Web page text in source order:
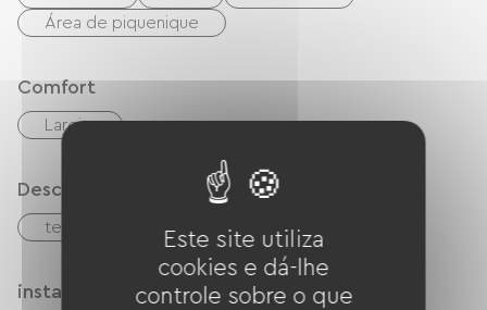
Área de piquenique
Comfort
Lareira
Descrição
terraço terreno privado fechado
instalações
Este site utiliza
cookies e dá-lhe
controle sobre o que